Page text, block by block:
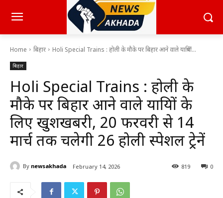
Home बिहार Holi Special Trains : होली के मौके पर बिहार आने वाले यात्रियों...
बिहार
Holi Special Trains : होली के
मौके पर बिहार आने वाले यात्रियों के
लिए खुशखबरी, 20 फरवरी से 14
मार्च तक चलेगी 26 होली स्पेशल ट्रेनें
By newsakhada February 14, 2026 0
819